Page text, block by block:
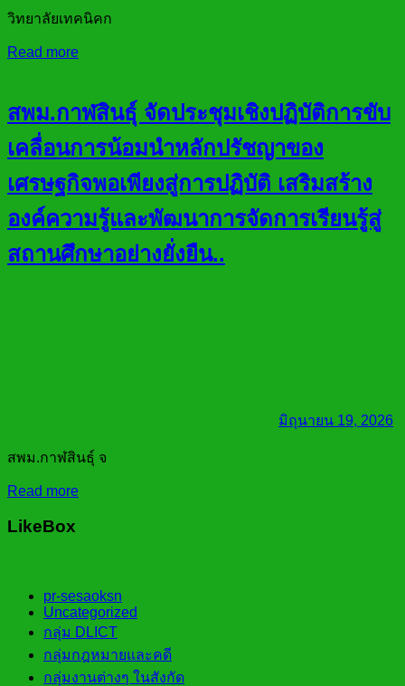
วิทยาลัยเทคนิคก
Read more
สพม.กาฬสินธุ์ จัดประชุมเชิงปฏิบัติการขับ
เคลื่อนการน้อมนำหลักปรัชญาของ
เศรษฐกิจพอเพียงสู่การปฏิบัติ เสริมสร้าง
องค์ความรู้และพัฒนาการจัดการเรียนรู้สู่
สถานศึกษาอย่างยั่งยืน..
มิถุนายน 19, 2026
สพม.กาฬสินธุ์ จ
Read more
LikeBox
pr-sesaoksn
Uncategorized
กลุ่ม DLICT
กลุ่มกฎหมายและคดี
กลุ่มงานต่างๆ ในสังกัด